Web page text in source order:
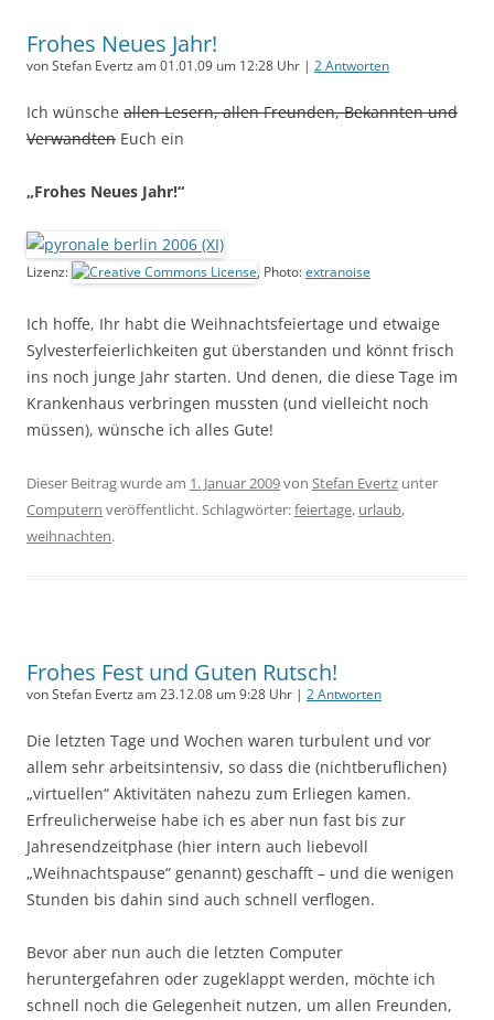
Frohes Neues Jahr!
von Stefan Evertz am 01.01.09 um 12:28 Uhr | 2 Antworten
Ich wünsche allen Lesern, allen Freunden, Bekannten und
Verwandten Euch ein
„Frohes Neues Jahr!“
Lizenz: , Photo: extranoise
Ich hoffe, Ihr habt die Weihnachtsfeiertage und etwaige
Sylvesterfeierlichkeiten gut überstanden und könnt frisch
ins noch junge Jahr starten. Und denen, die diese Tage im
Krankenhaus verbringen mussten (und vielleicht noch
müssen), wünsche ich alles Gute!
Dieser Beitrag wurde am 1. Januar 2009von Stefan Evertz unter
Computern veröffentlicht. Schlagwörter:feiertage, urlaub,
weihnachten.
Frohes Fest und Guten Rutsch!
von Stefan Evertz am 23.12.08 um 9:28 Uhr | 2 Antworten
Die letzten Tage und Wochen waren turbulent und vor
allem sehr arbeitsintensiv, so dass die (nichtberuflichen)
„virtuellen“ Aktivitäten nahezu zum Erliegen kamen.
Erfreulicherweise habe ich es aber nun fast bis zur
Jahresendzeitphase (hier intern auch liebevoll
„Weihnachtspause“ genannt) geschafft – und die wenigen
Stunden bis dahin sind auch schnell verflogen.
Bevor aber nun auch die letzten Computer
heruntergefahren oder zugeklappt werden, möchte ich
schnell noch die Gelegenheit nutzen, um allen Freunden,